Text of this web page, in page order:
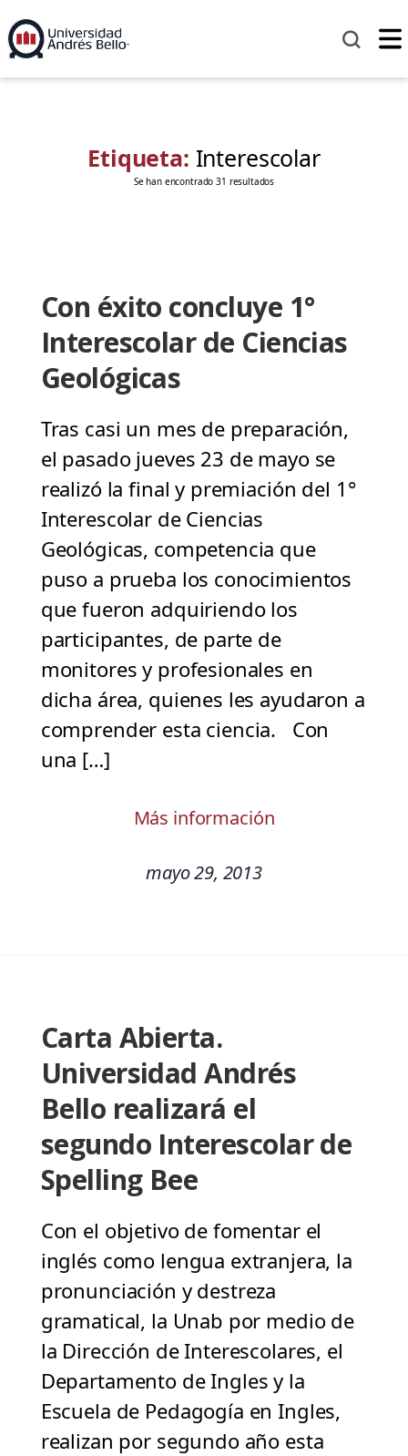
Etiqueta: Interescolar
Se han encontrado 31 resultados
Con éxito concluye 1°
Interescolar de Ciencias
Geológicas
Tras casi un mes de preparación,
el pasado jueves 23 de mayo se
realizó la final y premiación del 1°
Interescolar de Ciencias
Geológicas, competencia que
puso a prueba los conocimientos
que fueron adquiriendo los
participantes, de parte de
monitores y profesionales en
dicha área, quienes les ayudaron a
comprender esta ciencia. Con
una […]
Más información
mayo 29, 2013
Carta Abierta.
Universidad Andrés
Bello realizará el
segundo Interescolar de
Spelling Bee
Con el objetivo de fomentar el
inglés como lengua extranjera, la
pronunciación y destreza
gramatical, la Unab por medio de
la Dirección de Interescolares, el
Departamento de Ingles y la
Escuela de Pedagogía en Ingles,
realizan por segundo año esta